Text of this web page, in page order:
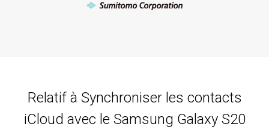
Relatif à Synchroniser les contacts
iCloud avec le Samsung Galaxy S20